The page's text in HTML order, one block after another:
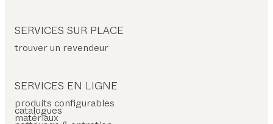
SERVICES SUR PLACE
trouver un revendeur
SERVICES EN LIGNE
produits configurables
catalogues
matériaux